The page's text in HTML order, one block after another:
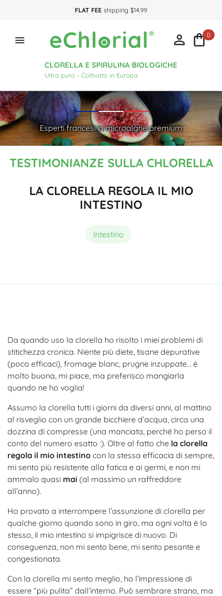
FLAT FEE shipping $14.99

CLORELLA E SPIRULINA BIOLOGICHE
Ultra puro - Coltivato in Europa
 0
Esperti francesi in microalghe premium
TESTIMONIANZE SULLA CHLORELLA
LA CLORELLA REGOLA IL MIO
INTESTINO
Intestino
Da quando uso la clorella ho risolto i miei problemi di
stitichezza cronica. Niente più diete, tisane depurative
(poco efficaci), fromage blanc, prugne inzuppate… è
molto buona, mi piace, ma preferisco mangiarla
quando ne ho voglia!
Assumo la clorella tutti i giorni da diversi anni, al mattino
al risveglio con un grande bicchiere d’acqua, circa una
dozzina di compresse (una manciata, perché ho perso il
conto del numero esatto :). Oltre al fatto che la clorella
regola il mio intestino con la stessa efficacia di sempre,
mi sento più resistente alla fatica e ai germi, e non mi
ammalo quasi mai (al massimo un raffreddore
all’anno).
Ho provato a interrompere l’assunzione di clorella per
qualche giorno quando sono in giro, ma ogni volta è lo
stesso, il mio intestino si impigrisce di nuovo. Di
conseguenza, non mi sento bene, mi sento pesante e
congestionata.
Con la clorella mi sento meglio, ho l’impressione di
essere “più pulita” dall’interno. Può sembrare strano, ma